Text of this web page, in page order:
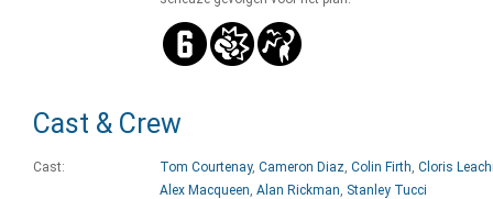
Cast & Crew
Cast: Tom Courtenay, Cameron Diaz, Colin Firth, Cloris
Alex Macqueen, Alan Rickman, Stanley Tucci